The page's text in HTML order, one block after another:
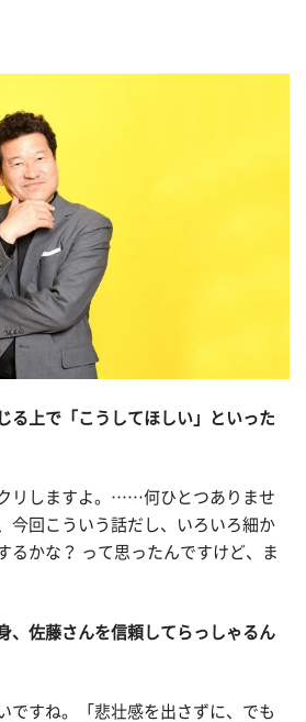
上で「こうしてほしい」といった
リしますよ。……何ひとつありませ
今回こういう話だし、いろいろ細か
るかな？ って思ったんですけど、ま
佐藤さんを信頼してらっしゃるん
ですね。「悲壮感を出さずに、でも